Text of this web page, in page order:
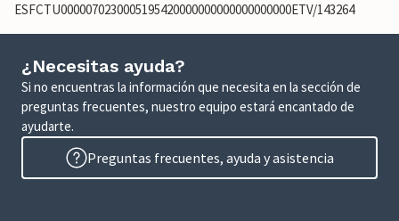
ESFCTU0000070230005195420000000000000000000ETV/143264
¿Necesitas ayuda?
Si no encuentras la información que necesita en la sección de
preguntas frecuentes, nuestro equipo estará encantado de
ayudarte.
Preguntas frecuentes, ayuda y asistencia